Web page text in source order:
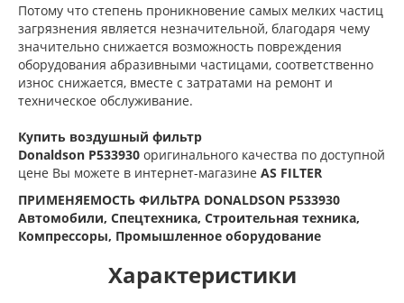
Потому что степень проникновение самых мелких частиц
загрязнения является незначительной, благодаря чему
значительно снижается возможность повреждения
оборудования абразивными частицами, соответственно
износ снижается, вместе с затратами на ремонт и
техническое обслуживание.
Купить воздушный фильтр
Donaldson P533930 оригинального качества по доступной
цене Вы можете в интернет-магазине AS FILTER
ПРИМЕНЯЕМОСТЬ ФИЛЬТРА DONALDSON P533930
Автомобили, Спецтехника, Строительная техника,
Компрессоры, Промышленное оборудование
Характеристики